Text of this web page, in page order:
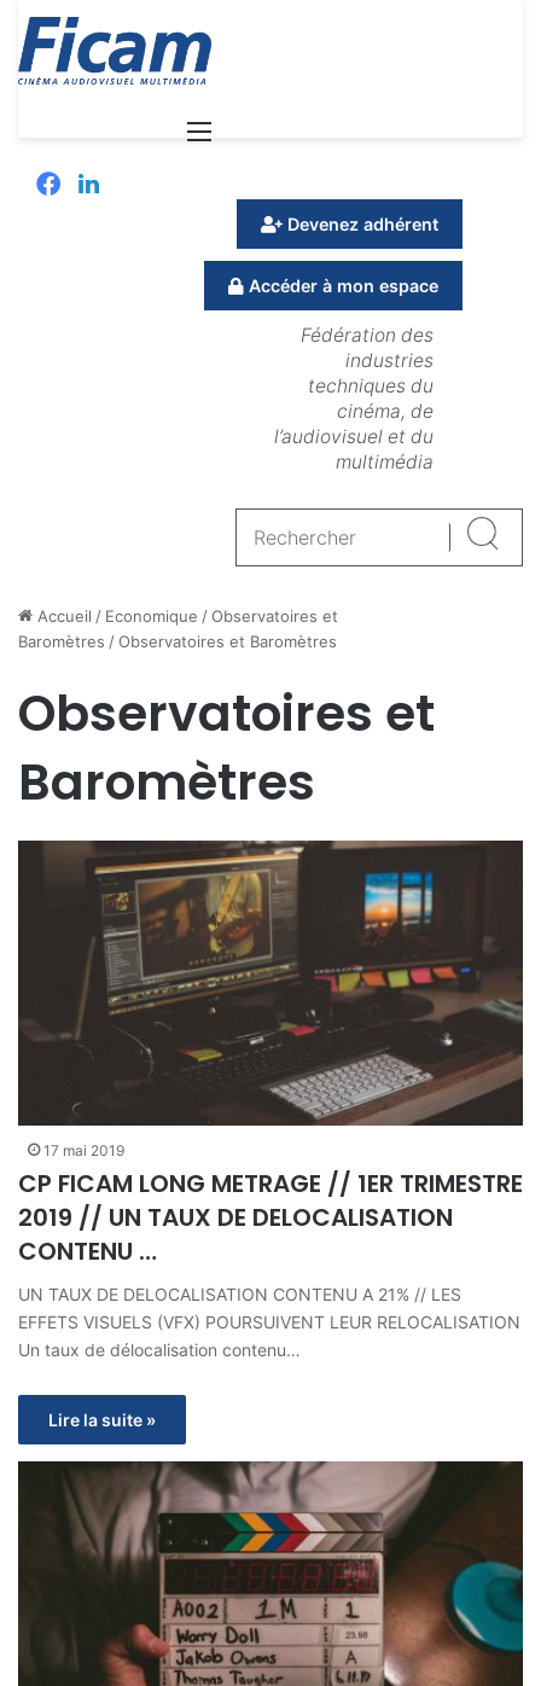
Facebook
Devenez adhérent
Accéder à mon espace
Fédération des
industries
techniques du
cinéma, de
l’audiovisuel et du
multimédia
Accueil / Economique /Observatoires et
Baromètres /Observatoires et Baromètres
Observatoires et
Baromètres
17 mai 2019
CP FICAM LONG METRAGE // 1ER TRIMESTRE
2019 // UN TAUX DE DELOCALISATION
CONTENU …
UN TAUX DE DELOCALISATION CONTENU A 21% // LES
EFFETS VISUELS (VFX) POURSUIVENT LEUR RELOCALISATION
Un taux de délocalisation contenu…
Lire la suite »